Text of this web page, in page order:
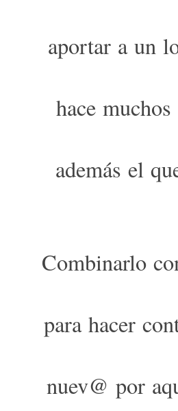
aportar a un
hace
además el
Combinarlo
para hacer
nuev@ por